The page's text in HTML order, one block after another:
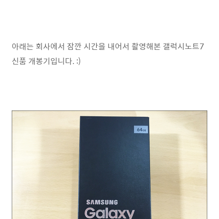
아래는 회사에서 잠깐 시간을 내어서 촬영해본 갤럭시노트7
신품 개봉기입니다. :)